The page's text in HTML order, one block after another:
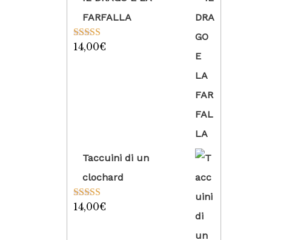
FARFALLA
Valutato
14,00€
Taccuini di un
clochard
Valutato
14,00€